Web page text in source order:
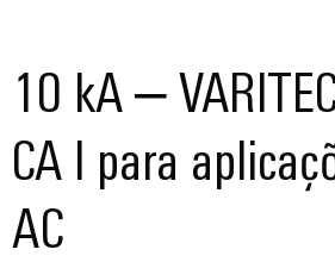
10 kA –
CA I para
AC